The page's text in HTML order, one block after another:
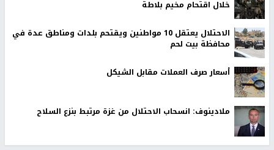
خلال اقتحام مخيم بلاطة
الاحتلال يعتقل 10 مواطنين ويقتحم بلدات ومناطق عدة في
محافظة بيت لحم
أسعار صرف العملات مقابل الشيكل
ملادينوف: انسحاب الاحتلال من غزة مرتبط بنزع السلاح